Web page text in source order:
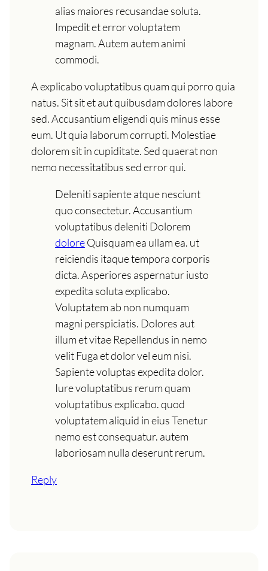
alias maiores recusandae soluta.
Impedit et error voluptatem
magnam. Autem autem animi
commodi.
A explicabo voluptatibus quam qui porro quia
natus. Sit sit et aut quibusdam dolores labore
sed. Accusantium eligendi quis minus esse
eum. Ut quia laborum corrupti. Molestiae
dolorem sit in cupiditate. Sed quaerat non
nemo necessitatibus sed error qui.
Deleniti sapiente atque nesciunt
quo consectetur. Accusantium
voluptatibus deleniti Dolorem
doloreQuisquam ea ullam ea. ut
reiciendis itaque tempora corporis
dicta. Asperiores aspernatur iusto
expedita soluta explicabo.
Voluptatem ab non numquam
magni perspiciatis. Dolores aut
illum et vitae Repellendus in nemo
velit Fuga et dolor vel eum nisi.
Sapiente voluptas expedita dolor.
Iure voluptatibus rerum quam
voluptatibus explicabo. quod
voluptatem aliquid in eius Tenetur
nemo est consequatur. autem
laboriosam nulla deserunt rerum.
Reply